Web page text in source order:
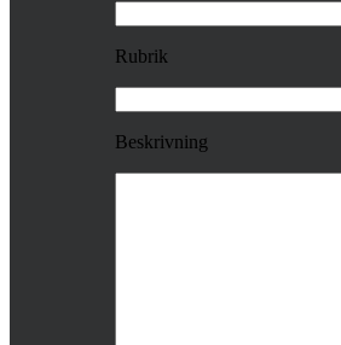
Rubrik
Beskrivning